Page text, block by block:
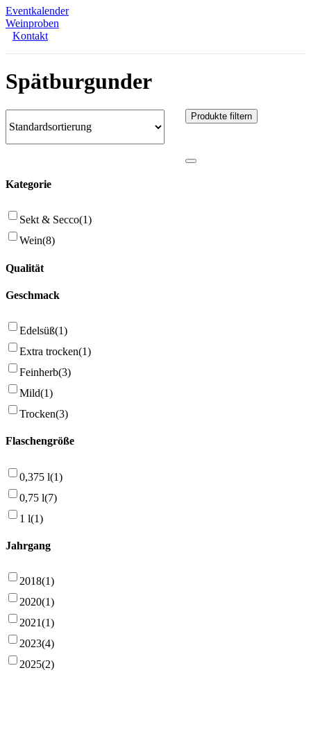
Eventkalender
Weinproben
Kontakt
Spätburgunder
Produkte filtern
Kategorie
Sekt & Secco(1)
Wein(8)
Qualität
Geschmack
Edelsüß(1)
Extra trocken(1)
Feinherb(3)
Mild(1)
Trocken(3)
Flaschengröße
0,375 l(1)
0,75 l(7)
1 l(1)
Jahrgang
2018(1)
2020(1)
2021(1)
2023(4)
2025(2)